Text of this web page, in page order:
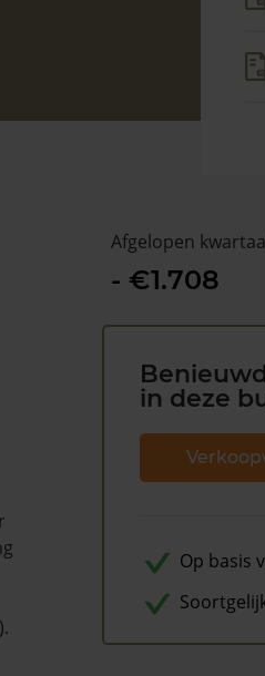
Afgelopen
- €1.708
in deze
Op basis